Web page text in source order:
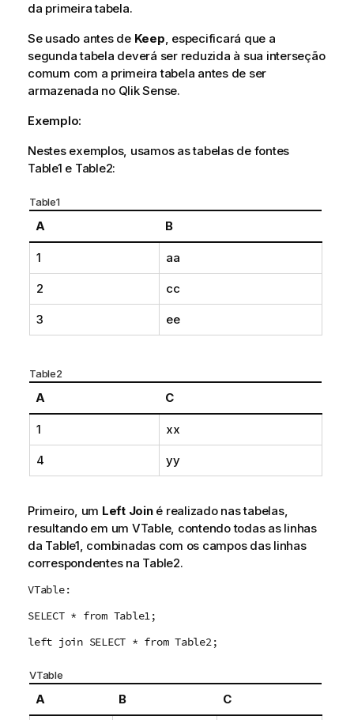
da primeira tabela.
Se usado antes de Keep, especificará que a
segunda tabela deverá ser reduzida à sua interseção
comum com a primeira tabela antes de ser
armazenada no Qlik Sense.
Exemplo:
Nestes exemplos, usamos as tabelas de fontes
Table1 e Table2:
Table1
A B
1 aa
2 cc
3 ee
Table2
A C
1 xx
4 yy
Primeiro, um Left Joiné realizado nas tabelas,
resultando em um VTable, contendo todas as linhas
da Table1, combinadas com os campos das linhas
correspondentes na Table2.
VTable:
SELECT * from Table1;
left join SELECT * from Table2;
VTable
A B C